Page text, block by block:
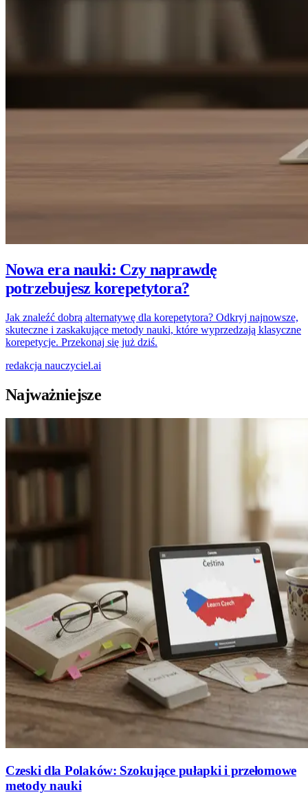
Nowa era nauki: Czy naprawdę
potrzebujesz korepetytora?
Jak znaleźć dobrą alternatywę dla korepetytora? Odkryj najnowsze,
skuteczne i zaskakujące metody nauki, które wyprzedzają klasyczne
korepetycje. Przekonaj się już dziś.
redakcja nauczyciel.ai
Najważniejsze
Czeski dla Polaków: Szokujące pułapki i przełomowe
metody nauki